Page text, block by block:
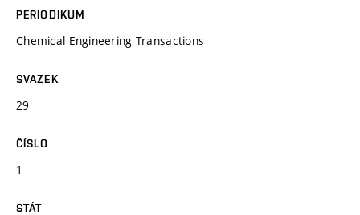
PERIODIKUM
Chemical Engineering Transactions
SVAZEK
29
ČÍSLO
1
STÁT